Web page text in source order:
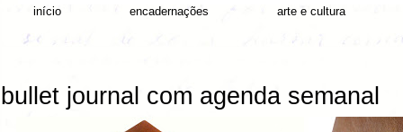
início encadernações arte e cultura
bullet journal com agenda semanal